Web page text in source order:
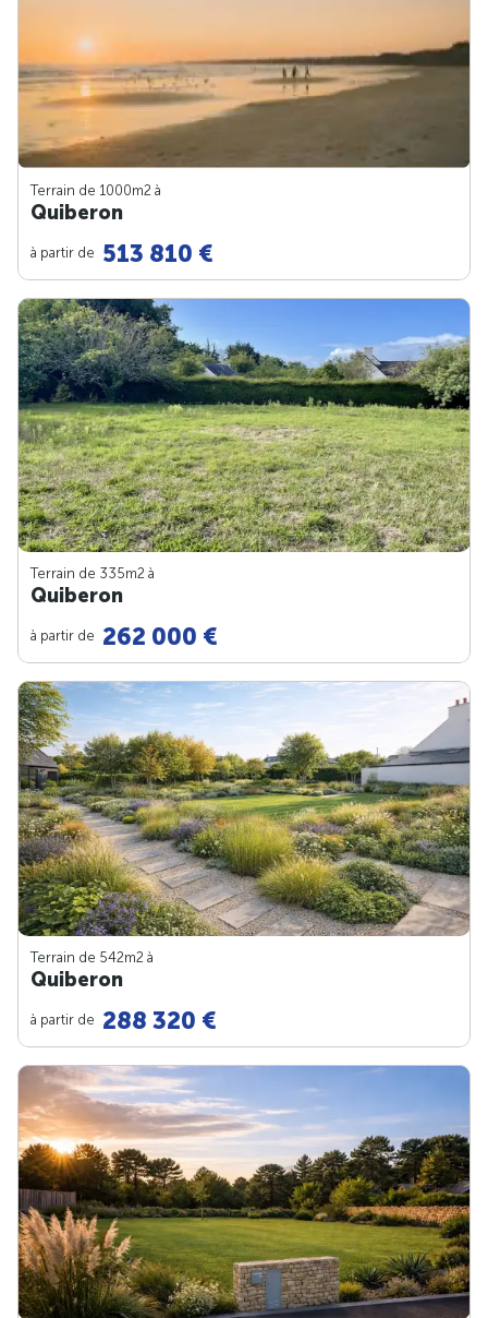
Terrain de 1000m2 à
Quiberon
à partir de 513 810 €
Terrain de 335m2 à
Quiberon
à partir de 262 000 €
Terrain de 542m2 à
Quiberon
à partir de 288 320 €